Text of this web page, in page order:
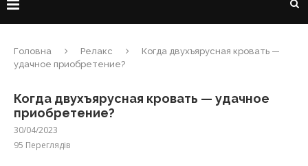
Головна Релакс
Когда двухъярусная кровать —
удачное приобретение?
Когда двухъярусная кровать — удачное
приобретение?
30/04/2023
95 Переглядів